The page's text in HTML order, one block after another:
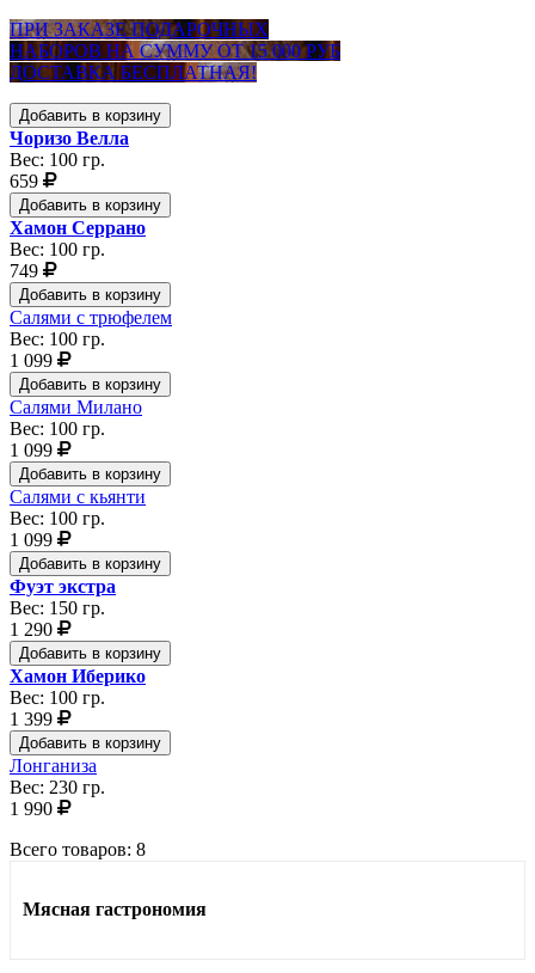
ПРИ ЗАКАЗЕ ПОДАРОЧНЫХ
НАБОРОВ НА СУММУ ОТ 15 000 РУБ
ДОСТАВКА БЕСПЛАТНАЯ!
Добавить в корзину
Чоризо Велла
Вес: 100 гр.
659
Добавить в корзину
Хамон Серрано
Вес: 100 гр.
749
Добавить в корзину
Салями с трюфелем
Вес: 100 гр.
1 099
Добавить в корзину
Салями Милано
Вес: 100 гр.
1 099
Добавить в корзину
Салями с кьянти
Вес: 100 гр.
1 099
Добавить в корзину
Фуэт экстра
Вес: 150 гр.
1 290
Добавить в корзину
Хамон Иберико
Вес: 100 гр.
1 399
Добавить в корзину
Лонганиза
Вес: 230 гр.
1 990
Всего товаров: 8
Мясная гастрономия